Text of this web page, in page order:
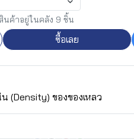
นค้าอยู่ในคลัง 9 ชิ้น
ซื้อเลย
(Density) ของของเหลว